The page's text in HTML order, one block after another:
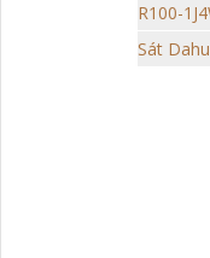
R100-
Sát